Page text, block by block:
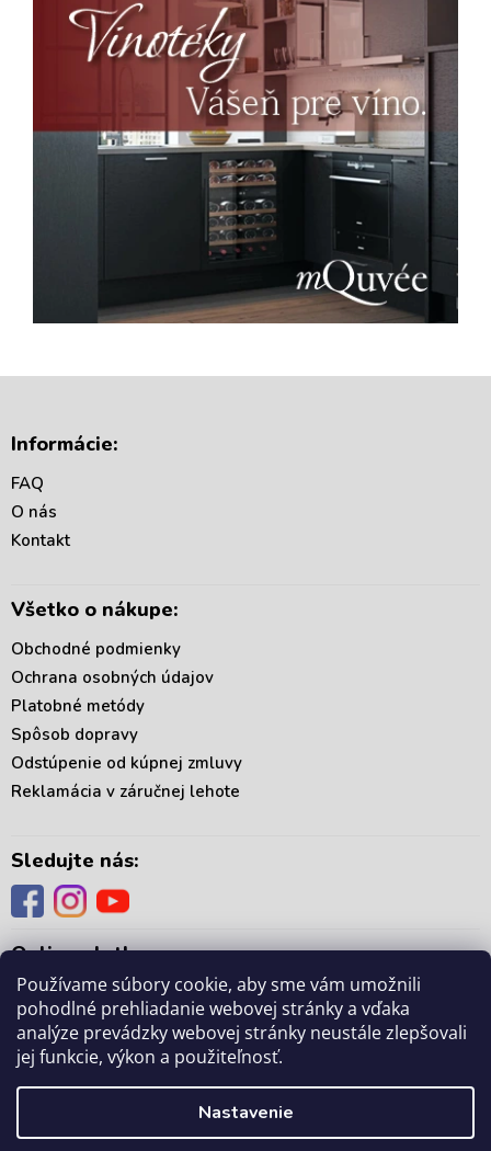
Používame súbory cookie, aby sme vám umožnili
pohodlné prehliadanie webovej stránky a vďaka
analýze prevádzky webovej stránky neustále zlepšovali
jej funkcie, výkon a použiteľnosť.
Nastavenie
Informácie:
FAQ
O nás
Kontakt
Všetko o nákupe:
Obchodné podmienky
Ochrana osobných údajov
Platobné metódy
Spôsob dopravy
Odstúpenie od kúpnej zmluvy
Reklamácia v záručnej lehote
Sledujte nás:
Online platby:
mámedoma.sk . Všetky práva vyhradené.
cookies